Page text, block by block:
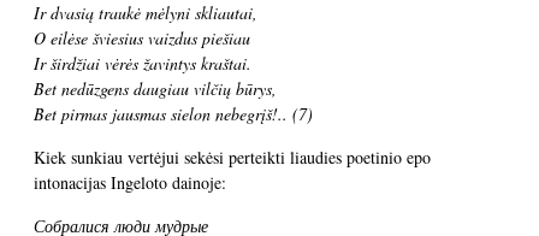
Ir dvasią traukė mėlyni skliautai,
O eilėse šviesius vaizdus piešiau
Ir širdžiai vėrės žavintys kraštai.
Bet nedūzgens daugiau vilčių būrys,
Bet pirmas jausmas sielon nebegrįš!.. (7)
Kiek sunkiau vertėjui sekėsi perteikti liaudies poetinio epo
intonacijas Ingeloto dainoje:
Собралися люди мудрые